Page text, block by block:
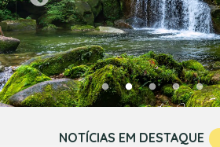
NOTÍCIAS EM DESTAQUE